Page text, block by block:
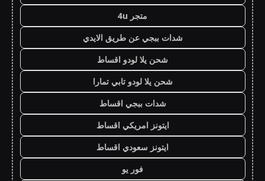
متجر 4u
شدات ببجي عن طريق الايدي
شحن يلا لودو اقساط
شحن يلا لودو تابي تمارا
شدات ببجي اقساط
ايتونز امريكي اقساط
ايتونز سعودي اقساط
فور يو